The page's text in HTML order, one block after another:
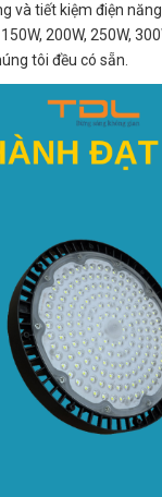
và tiết kiệm điện
200W, 250W,
tôi đều có sẵn.